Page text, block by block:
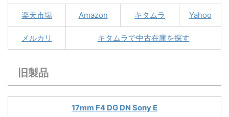
楽天市場 Amazon キタムラ Yahoo
メルカリ キタムラで中古在庫を探す
旧製品
17mm F4 DG DN Sony E